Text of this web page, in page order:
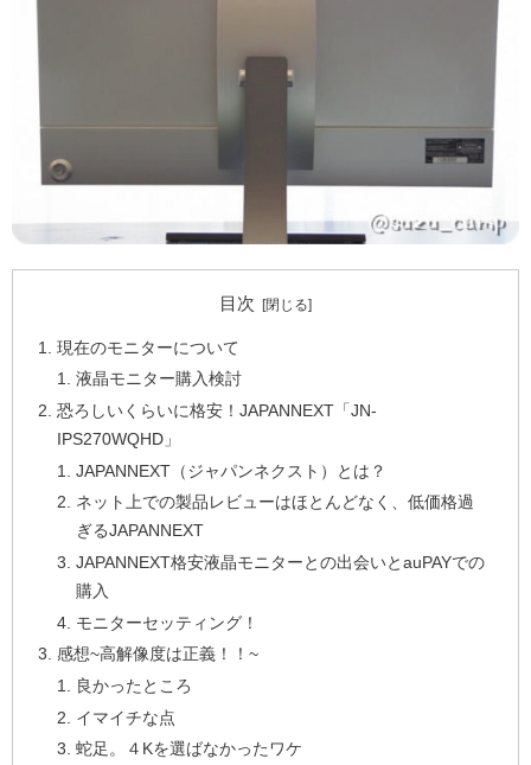
目次
現在のモニターについて
液晶モニター購入検討
恐ろしいくらいに格安！JAPANNEXT「JN-
IPS270WQHD」
JAPANNEXT（ジャパンネクスト）とは？
ネット上での製品レビューはほとんどなく、低価格過
ぎるJAPANNEXT
JAPANNEXT格安液晶モニターとの出会いとauPAYでの
購入
モニターセッティング！
感想~高解像度は正義！！~
良かったところ
イマイチな点
蛇足。４Kを選ばなかったワケ